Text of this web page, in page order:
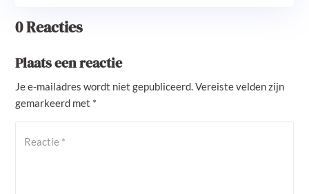
0 Reacties
Plaats een reactie
Je e-mailadres wordt niet gepubliceerd.Vereiste velden zijn
gemarkeerd met *